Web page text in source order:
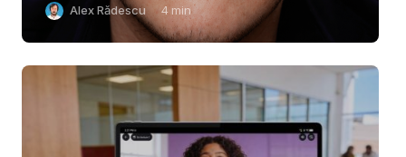
Alex Rădescu 4 min